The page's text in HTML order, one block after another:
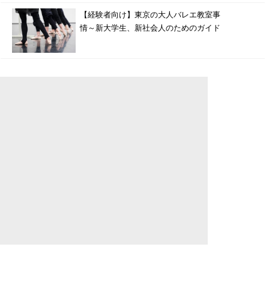
【経験者向け】東京の大人バレエ教室事
情～新大学生、新社会人のためのガイド